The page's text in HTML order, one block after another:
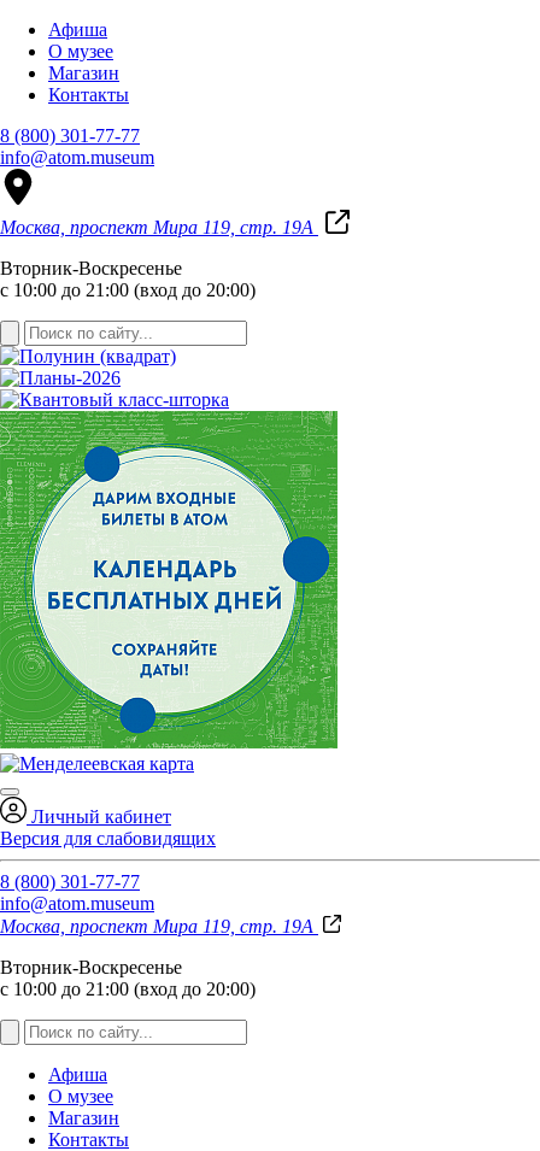
Афиша
О музее
Магазин
Контакты
8 (800) 301-77-77
info@atom.museum
Москва, проспект Мира 119, стр. 19А
Вторник-Воскресенье
с 10:00 до 21:00 (вход до 20:00)
Личный кабинет
Версия для слабовидящих
8 (800) 301-77-77
info@atom.museum
Москва, проспект Мира 119, стр. 19А
Вторник-Воскресенье
с 10:00 до 21:00 (вход до 20:00)
Афиша
О музее
Магазин
Контакты